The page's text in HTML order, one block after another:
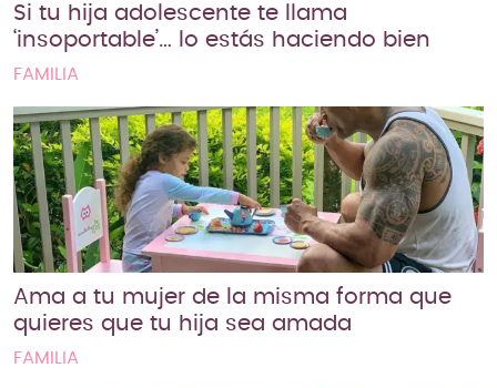
Si tu hija adolescente te llama
‘insoportable’… lo estás haciendo bien
FAMILIA
Ama a tu mujer de la misma forma que
quieres que tu hija sea amada
FAMILIA